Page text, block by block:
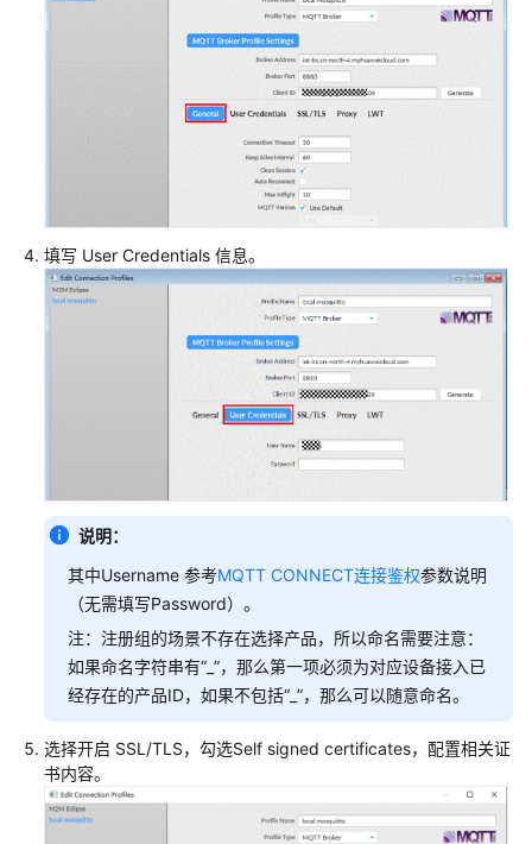
填写 User Credentials 信息。
说明：
其中Username 参考MQTT CONNECT连接鉴权参数说明
（无需填写Password）。
注：注册组的场景不存在选择产品，所以命名需要注意：
如果命名字符串有“_”，那么第一项必须为对应设备接入已
经存在的产品ID，如果不包括“_”，那么可以随意命名。
选择开启 SSL/TLS，勾选Self signed certificates，配置相关证
书内容。